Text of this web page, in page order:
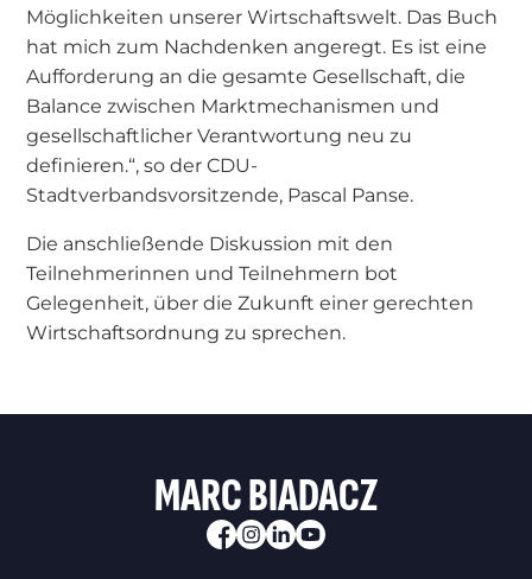
Möglichkeiten unserer Wirtschaftswelt. Das Buch
hat mich zum Nachdenken angeregt. Es ist eine
Aufforderung an die gesamte Gesellschaft, die
Balance zwischen Marktmechanismen und
gesellschaftlicher Verantwortung neu zu
definieren.“, so der CDU-
Stadtverbandsvorsitzende, Pascal Panse.
Die anschließende Diskussion mit den
Teilnehmerinnen und Teilnehmern bot
Gelegenheit, über die Zukunft einer gerechten
Wirtschaftsordnung zu sprechen.
MARC BIADACZ